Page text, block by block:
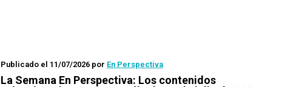
Publicado el 11/07/2026 por En Perspectiva
La Semana En Perspectiva: Los contenidos